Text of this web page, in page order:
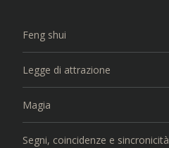
Feng shui
Legge di attrazione
Magia
Segni, coincidenze e sincronicità